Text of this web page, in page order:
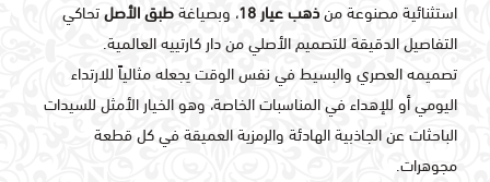
استثنائية مصنوعة منذهب عيار 18 ، وبصياغةطبق الأصلتحاكي
التفاصيل الدقيقة للتصميم الأصلي من دار كارتييه العالمية.
تصميمه العصري والبسيط في نفس الوقت يجعله مثالياً للارتداء
اليومي أو للإهداء في المناسبات الخاصة، وهو الخيار الأمثل للسيدات
الباحثات عن الجاذبية الهادئة والرمزية العميقة في كل قطعة
مجوهرات.